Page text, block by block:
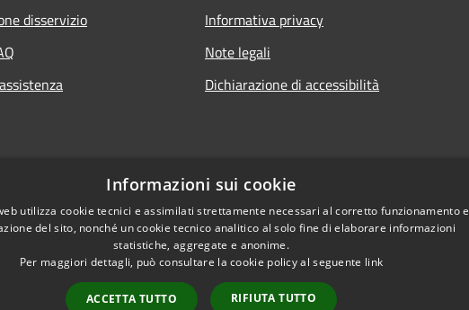
disservizio
Informativa privacy
Note legali
Dichiarazione di accessibilità
Informazioni sui cookie
utilizza cookie tecnici e assimilati strettamente necessari al corretto funzionamento e
del sito, nonché un cookie tecnico analitico al solo fine di elaborare informazioni
statistiche, aggregate e anonime.
Per maggiori dettagli, può consultare la cookie policy al seguente link
ACCETTA TUTTO RIFIUTA TUTTO